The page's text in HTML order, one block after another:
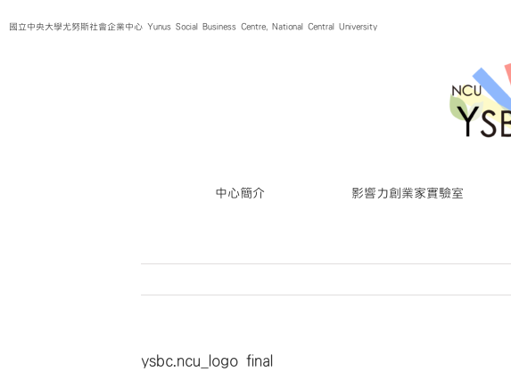
to國立中央大學尤努斯社會企業中心 Yunus Social Business Centre, National Central University
中心簡介 影響力創業家實驗室
ysbc.ncu_logo final